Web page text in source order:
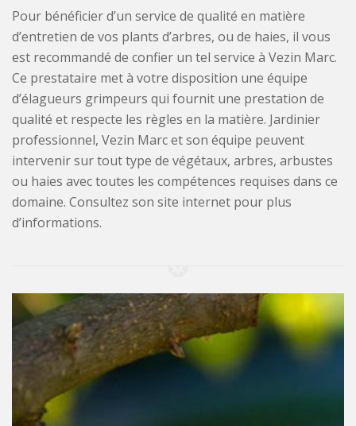
Pour bénéficier d’un service de qualité en matière
d’entretien de vos plants d’arbres, ou de haies, il vous
est recommandé de confier un tel service à Vezin Marc.
Ce prestataire met à votre disposition une équipe
d’élagueurs grimpeurs qui fournit une prestation de
qualité et respecte les règles en la matière. Jardinier
professionnel, Vezin Marc et son équipe peuvent
intervenir sur tout type de végétaux, arbres, arbustes
ou haies avec toutes les compétences requises dans ce
domaine. Consultez son site internet pour plus
d’informations.